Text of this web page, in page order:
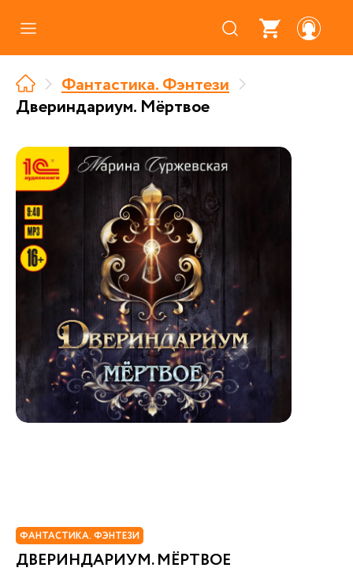
Где купить
О нас
Партнерам
Фантастика. Фэнтези
Двериндариум. Мёртвое
ФАНТАСТИКА. ФЭНТЕЗИ
ДВЕРИНДАРИУМ. МЁРТВОЕ